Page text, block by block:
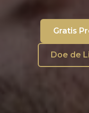
Gratis
Doe de